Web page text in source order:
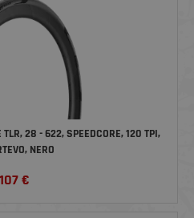
28 - 622, SPEEDCORE, 120 TPI,
NERO
107€